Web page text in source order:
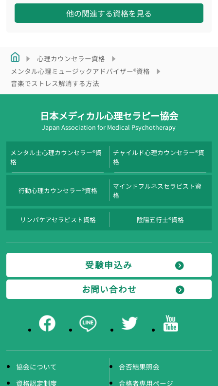
他の関連する資格を見る
心理カウンセラー資格
メンタル心理ミュージックアドバイザー®資格
音楽でストレス解消する方法
日本メディカル心理セラピー協会
Japan Association for Medical Psychotherapy
メンタル士心理カウンセラー®資
格
チャイルド心理カウンセラー®資
格
行動心理カウンセラー®資格
マインドフルネスセラピスト資
格
リンパケアセラピスト資格 陰陽五行士®資格
受験申込み
お問い合わせ
協会について
資格認定制度
合否結果照会
合格者専用ページ